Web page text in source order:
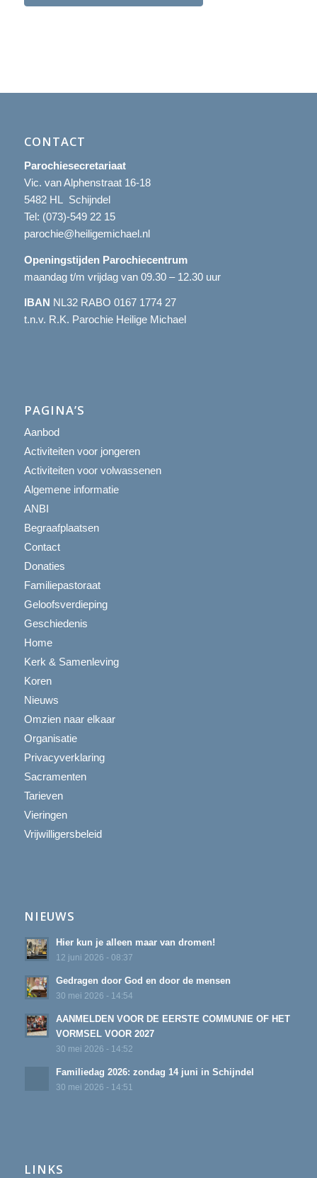
CONTACT
Parochiesecretariaat
Vic. van Alphenstraat 16-18
5482 HL Schijndel
Tel: (073)-549 22 15
parochie@heiligemichael.nl
Openingstijden Parochiecentrum
maandag t/m vrijdag van 09.30 – 12.30 uur
IBAN NL32 RABO 0167 1774 27
t.n.v. R.K. Parochie Heilige Michael
PAGINA’S
Aanbod
Activiteiten voor jongeren
Activiteiten voor volwassenen
Algemene informatie
ANBI
Begraafplaatsen
Contact
Donaties
Familiepastoraat
Geloofsverdieping
Geschiedenis
Home
Kerk & Samenleving
Koren
Nieuws
Omzien naar elkaar
Organisatie
Privacyverklaring
Sacramenten
Tarieven
Vieringen
Vrijwilligersbeleid
NIEUWS
Hier kun je alleen maar van dromen!
12 juni 2026 - 08:37
Gedragen door God en door de mensen
30 mei 2026 - 14:54
AANMELDEN VOOR DE EERSTE COMMUNIE OF HET
VORMSEL VOOR 2027
30 mei 2026 - 14:52
Familiedag 2026: zondag 14 juni in Schijndel
30 mei 2026 - 14:51
LINKS